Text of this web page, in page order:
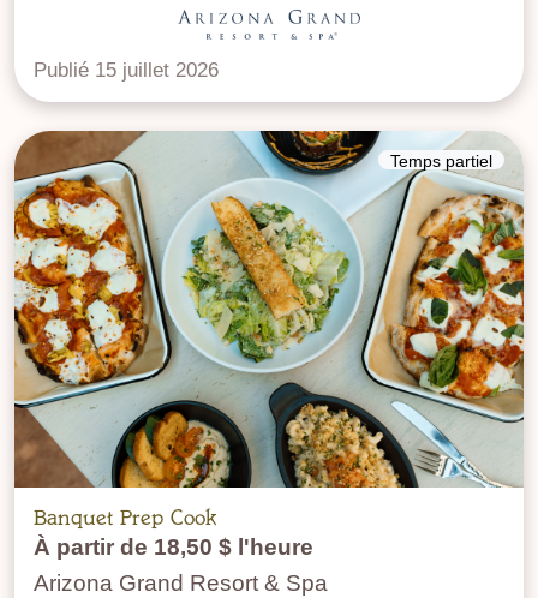
Publié 15 juillet 2026
Temps partiel
Banquet Prep Cook
À partir de 18,50 $ l'heure
Arizona Grand Resort & Spa